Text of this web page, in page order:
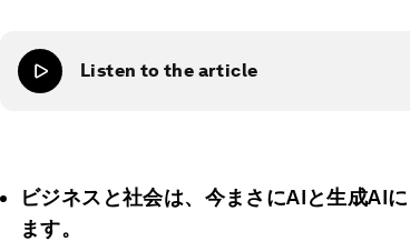
Listen to the article
ビジネスと社会は、今まさにAIと生成AI
ます。